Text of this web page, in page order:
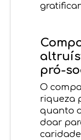
pró-
O
riqueza
quanto
doar